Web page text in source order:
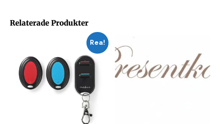
Relaterade Produkter
Rea!